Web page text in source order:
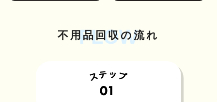
FLOW
不用品回収の流れ